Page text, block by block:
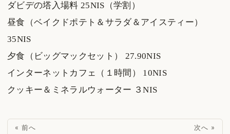
ダビデの塔入場料 25NIS（学割）
昼食（ベイクドポテト＆サラダ＆アイスティー）
35NIS
夕食（ビッグマックセット） 27.90NIS
インターネットカフェ（１時間） 10NIS
クッキー＆ミネラルウォーター ３NIS
« 前へ 次へ »